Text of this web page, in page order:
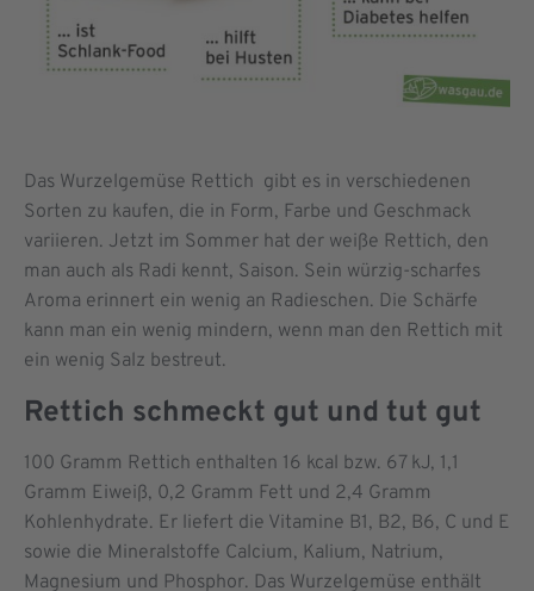
Das Wurzelgemüse Rettich gibt es in verschiedenen
Sorten zu kaufen, die in Form, Farbe und Geschmack
variieren. Jetzt im Sommer hat der weiße Rettich, den
man auch als Radi kennt, Saison. Sein würzig-scharfes
Aroma erinnert ein wenig an Radieschen. Die Schärfe
kann man ein wenig mindern, wenn man den Rettich mit
ein wenig Salz bestreut.
Rettich schmeckt gut und tut gut
100 Gramm Rettich enthalten 16 kcal bzw. 67 kJ, 1,1
Gramm Eiweiß, 0,2 Gramm Fett und 2,4 Gramm
Kohlenhydrate. Er liefert die Vitamine B1, B2, B6, C und E
sowie die Mineralstoffe Calcium, Kalium, Natrium,
Magnesium und Phosphor. Das Wurzelgemüse enthält